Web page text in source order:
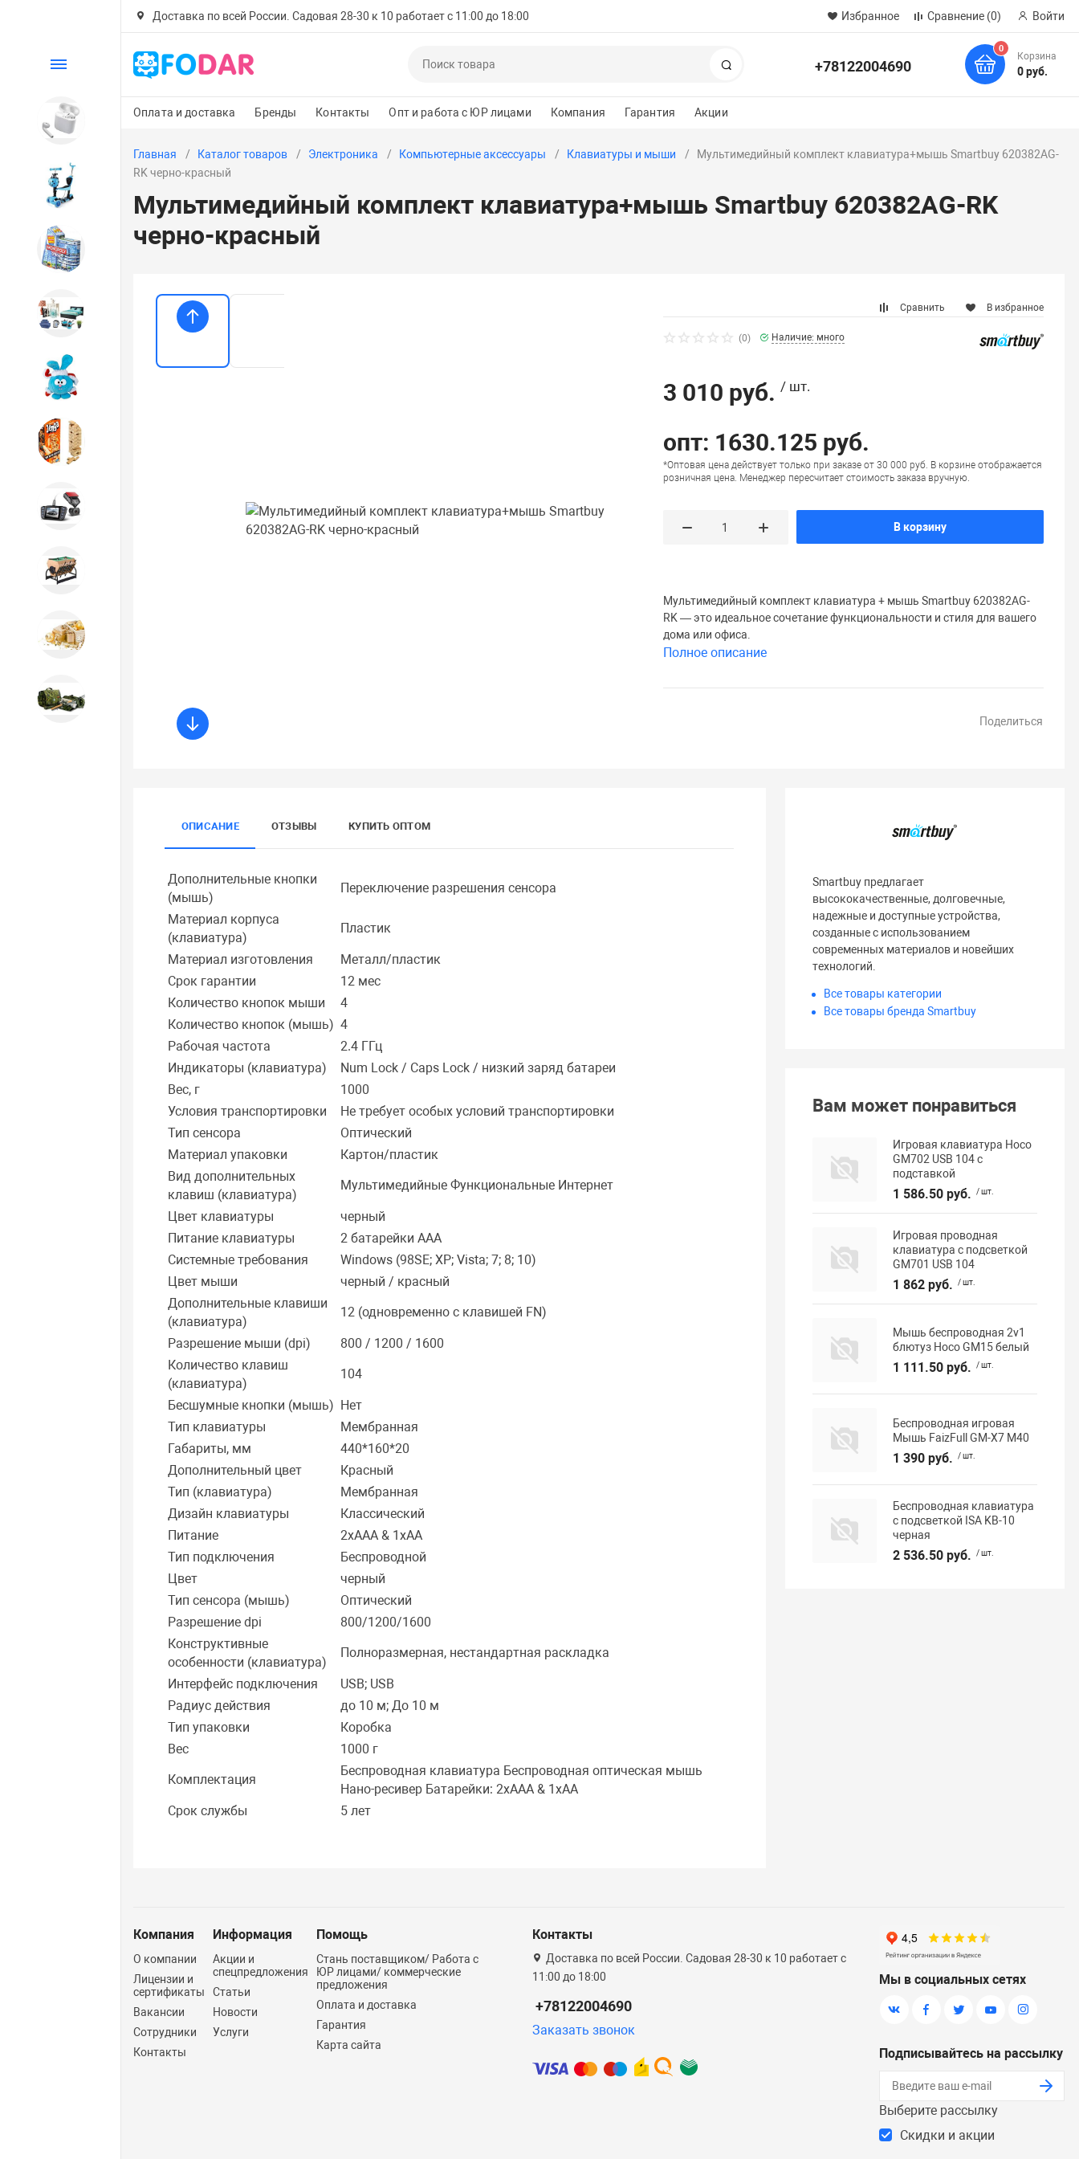
Доставка по всей России. Садовая 28-30 к 10 работает с 11:00 до 18:00 Избранное Сравнение (0) Войти
+78122004690
0
Корзина
0 руб.
Оплата и доставка Бренды Контакты Опт и работа с ЮР лицами Компания Гарантия Акции
Каталог
Электроника
Настольные игры
Главная Каталог товаров Электроника Компьютерные аксессуары Клавиатуры и мыши
Мультимедийный комплект клавиатура+мышь Smartbuy 620382AG-
RK черно-красный
Мультимедийный комплект клавиатура+мышь Smartbuy 620382AG-RK
черно-красный
Сравнить В избранное
(0) Наличие: много
3 010 руб. / шт.
опт: 1630.125 руб.
*Оптовая цена действует только при заказе от 30 000 руб. В корзине отображается
розничная цена. Менеджер пересчитает стоимость заказа вручную.
В корзину
Мультимедийный комплект клавиатура + мышь Smartbuy 620382AG-
RK — это идеальное сочетание функциональности и стиля для вашего
дома или офиса.
Полное описание
Поделиться
ОПИСАНИЕ ОТЗЫВЫ КУПИТЬ ОПТОМ
Дополнительные кнопки
(мышь)
Переключение разрешения сенсора
Материал корпуса
(клавиатура)
Пластик
Материал изготовления
Металл/пластик
Срок гарантии
12 мес
Количество кнопок мыши
4
Количество кнопок (мышь) 4
Рабочая частота
2.4 ГГц
Индикаторы (клавиатура)
Num Lock / Caps Lock / низкий заряд батареи
Вес, г
1000
Условия транспортировки
Не требует особых условий транспортировки
Тип сенсора
Оптический
Материал упаковки
Картон/пластик
Вид дополнительных
клавиш (клавиатура)
Мультимедийные Функциональные Интернет
Цвет клавиатуры
черный
Питание клавиатуры
2 батарейки ААА
Системные требования
Windows (98SE; XP; Vista; 7; 8; 10)
Цвет мыши
черный / красный
Дополнительные клавиши
(клавиатура)
12 (одновременно с клавишей FN)
Разрешение мыши (dpi)
800 / 1200 / 1600
Количество клавиш
(клавиатура)
104
Бесшумные кнопки (мышь) Нет
Тип клавиатуры
Мембранная
Габариты, мм
440*160*20
Дополнительный цвет
Красный
Тип (клавиатура)
Мембранная
Дизайн клавиатуры
Классический
Питание
2xAAA & 1xAA
Тип подключения
Беспроводной
Цвет
черный
Тип сенсора (мышь)
Оптический
Разрешение dpi
800/1200/1600
Конструктивные
особенности (клавиатура)
Полноразмерная, нестандартная раскладка
Интерфейс подключения
USB; USB
Радиус действия
до 10 м; До 10 м
Тип упаковки
Коробка
Вес
1000 г
Комплектация
Беспроводная клавиатура Беспроводная оптическая мышь
Нано-ресивер Батарейки: 2xAAA & 1xAA
Срок службы
5 лет
Smartbuy предлагает
высококачественные, долговечные,
надежные и доступные устройства,
созданные с использованием
современных материалов и новейших
технологий.
Все товары категории
Все товары бренда Smartbuy
Вам может понравиться
Игровая клавиатура Hoco
GM702 USB 104 с
подставкой
1 586.50 руб. / шт.
Игровая проводная
клавиатура с подсветкой
GM701 USB 104
1 862 руб. / шт.
Мышь беспроводная 2v1
блютуз Hoco GM15 белый
1 111.50 руб. / шт.
Беспроводная игровая
Мышь FaizFull GM-X7 M40
1 390 руб. / шт.
Беспроводная клавиатура
с подсветкой ISA KB-10
черная
2 536.50 руб. / шт.
Компания
О компании
Лицензии и
сертификаты
Вакансии
Сотрудники
Контакты
Информация
Акции и
спецпредложения
Статьи
Новости
Услуги
Помощь
Стань поставщиком/ Работа с
ЮР лицами/ коммерческие
предложения
Оплата и доставка
Гарантия
Карта сайта
Контакты
Доставка по всей России. Садовая 28-30 к 10 работает с
11:00 до 18:00
+78122004690
Заказать звонок
Мы в социальных сетях
Подписывайтесь на рассылку
Выберите рассылку
Скидки и акции